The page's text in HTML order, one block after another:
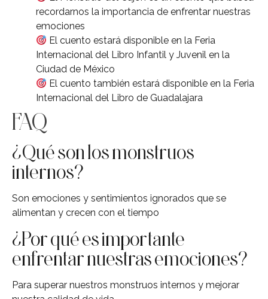
recordarnos la importancia de enfrentar nuestras
emociones
El cuento estará disponible en la Feria
Internacional del Libro Infantil y Juvenil en la
Ciudad de México
El cuento también estará disponible en la Feria
Internacional del Libro de Guadalajara
FAQ
¿Qué son los monstruos
internos?
Son emociones y sentimientos ignorados que se
alimentan y crecen con el tiempo
¿Por qué es importante
enfrentar nuestras emociones?
Para superar nuestros monstruos internos y mejorar